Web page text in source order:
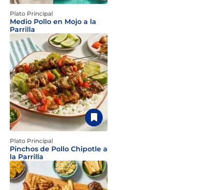
Plato Principal
Medio Pollo en Mojo a la
Parrilla
Plato Principal
Pinchos de Pollo Chipotle a
la Parrilla